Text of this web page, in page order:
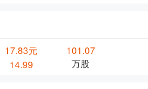
17.83元
14.99
101.07
万股